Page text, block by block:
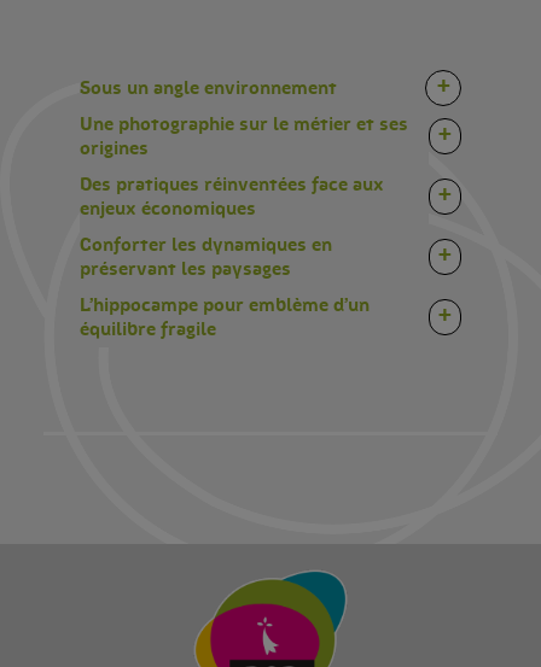
Sous un angle environnement +
Une photographie sur le métier et ses
origines
+
Des pratiques réinventées face aux
enjeux économiques
+
Conforter les dynamiques en
préservant les paysages
+
L’hippocampe pour emblème d’un
équilibre fragile
+